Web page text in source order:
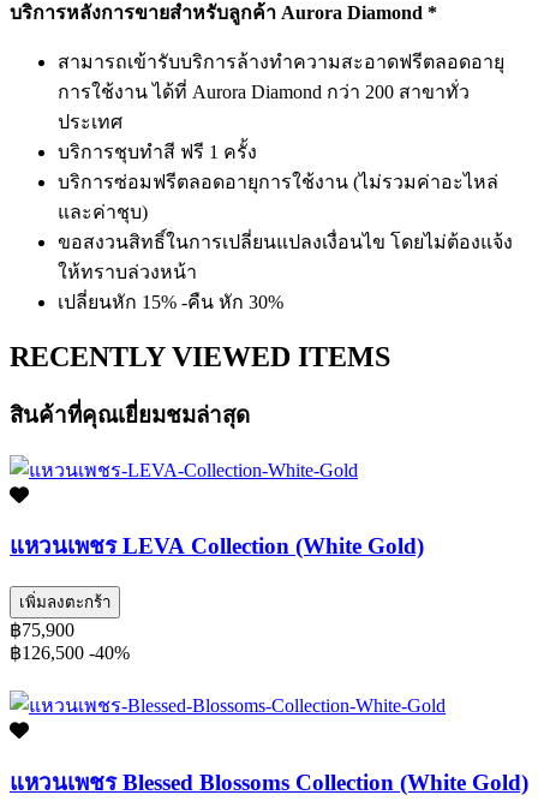
บริการหลังการขายสำหรับลูกค้า Aurora Diamond *
สามารถเข้ารับบริการล้างทำความสะอาดฟรีตลอดอายุ
การใช้งาน ได้ที่ Aurora Diamond กว่า 200 สาขาทั่ว
ประเทศ
บริการชุบทำสี ฟรี 1 ครั้ง
บริการซ่อมฟรีตลอดอายุการใช้งาน (ไม่รวมค่าอะไหล่
และค่าชุบ)
ขอสงวนสิทธิ์ในการเปลี่ยนแปลงเงื่อนไข โดยไม่ต้องแจ้ง
ให้ทราบล่วงหน้า
เปลี่ยนหัก 15% -คืน หัก 30%
RECENTLY VIEWED ITEMS
สินค้าที่คุณเยี่ยมชมล่าสุด
แหวนเพชร LEVA Collection (White Gold)
เพิ่มลงตะกร้า
฿75,900
฿126,500 -40%
แหวนเพชร Blessed Blossoms Collection (White Gold)